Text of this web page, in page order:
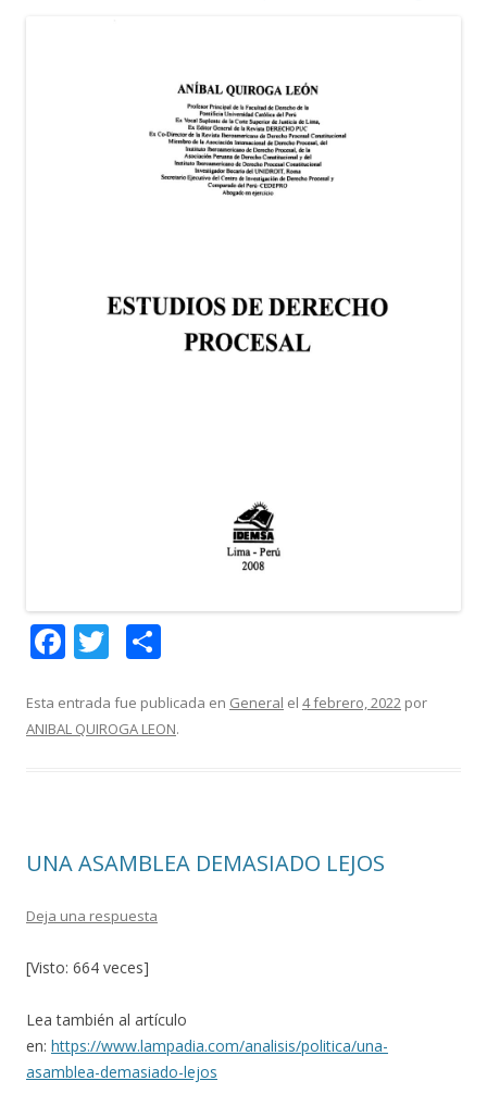
F
e
b
k
T
itt
er
m
p
r
Esta entrada fue publicada en General el 4 febrero, 2022 por
ANIBAL QUIROGA LEON.
UNA ASAMBLEA DEMASIADO LEJOS
Deja una respuesta
[Visto: 664 veces]
Lea también al artículo
en: https://www.lampadia.com/analisis/politica/una-
asamblea-demasiado-lejos